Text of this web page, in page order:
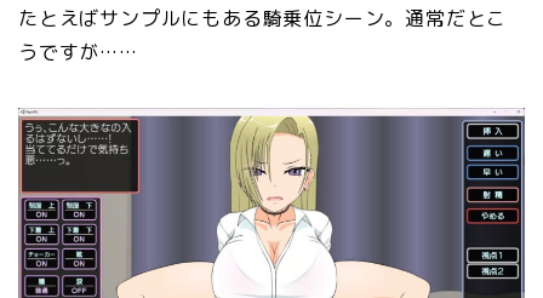
たとえばサンプルにもある騎乗位シーン。通常だとこ
うですが……